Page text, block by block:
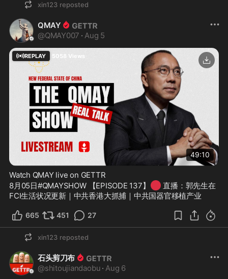
xin123 reposted
QMAY
@QMAY007 · Aug 5
Watch QMAY live on GETTR
8月05日#QMAYSHOW 【EPISODE 137】 🔴 直播：郭先生在
FCI生活状况更新｜中共香港大抓捕｜中共国器官移植产业
REPLAY 5058 Views
49:10
665 451 27
xin123 reposted
石头剪刀布
@shitoujiandaobu · Aug 6